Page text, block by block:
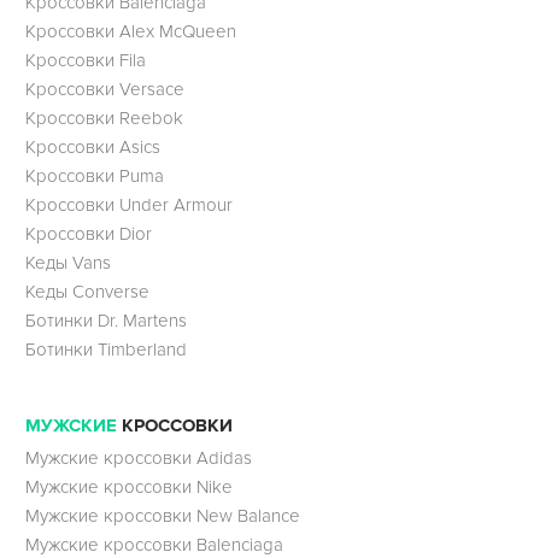
Кроссовки Alex McQueen
Кроссовки Fila
Кроссовки Versace
Кроссовки Reebok
Кроссовки Asics
Кроссовки Puma
Кроссовки Under Armour
Кроссовки Dior
Кеды Vans
Кеды Converse
Ботинки Dr. Martens
Ботинки Timberland
МУЖСКИЕ КРОССОВКИ
Мужские кроссовки Adidas
Мужские кроссовки Nike
Мужские кроссовки New Balance
Мужские кроссовки Balenciaga